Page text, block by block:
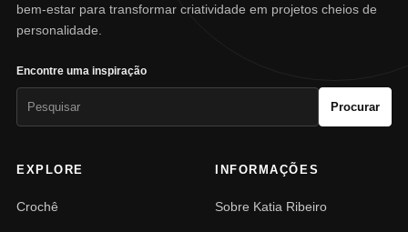
bem-estar para transformar criatividade em projetos cheios de
personalidade.
Encontre uma inspiração
Procurar
EXPLORE
Crochê
INFORMAÇÕES
Sobre Katia Ribeiro